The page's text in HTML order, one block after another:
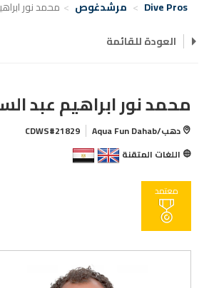
Dive Pros مرشدغوص
محمد نور
العودة للقائمة
محمد نور ابراهيم عبد
دهب/Aqua Fun Dahab
CDWS#21829
اللغات المتقنة
معتمد